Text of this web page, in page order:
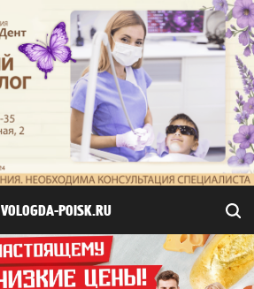
VOLOGDA-POISK.RU